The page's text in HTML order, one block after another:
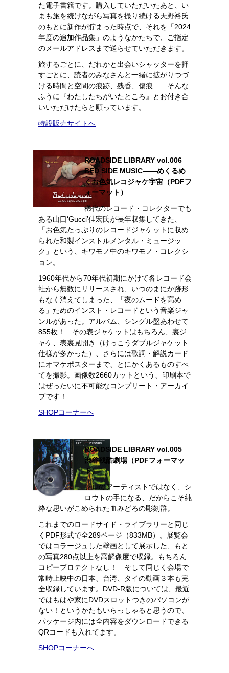
た電子書籍です。購入していただいたあと、い
まも旅を続けながら写真を撮り続ける天野裕氏
のもとに新作が貯まった時点で、それを「2024
年度の追加作品集」のようなかたちで、ご指定
のメールアドレスまで送らせていただきます。
旅するごとに、だれかと出会いシャッターを押
すごとに、読者のみなさんと一緒に拡がりつづ
ける時間と空間の痕跡、残香、傷痕……そんな
ふうに『わたしたちがいたところ』とお付き合
いいただけたらと願っています。
特設販売サイトへ
ROADSIDE LIBRARY vol.006
BED SIDE MUSIC――めくるめ
くお色気レコジャケ宇宙（PDFフ
ォーマット）
稀代のレコード・コレクターでも
ある山口‘Gucci’佳宏氏が長年収集してきた、
「お色気たっぷりのレコードジャケットに収め
られた和製インストルメンタル・ミュージッ
ク」という、キワモノ中のキワモノ・コレクシ
ョン。
1960年代から70年代初期にかけて各レコード会
社から無数にリリースされ、いつのまにか跡形
もなく消えてしまった、「夜のムードを高め
る」ためのインスト・レコードという音楽ジャ
ンルがあった。アルバム、シングル盤あわせて
855枚！ その表ジャケットはもちろん、裏ジ
ャケ、表裏見開き（けっこうダブルジャケット
仕様が多かった）、さらには歌詞・解説カード
にオマケポスターまで、とにかくあるものすべ
てを撮影。画像数2660カットという、印刷本で
はぜったいに不可能なコンプリート・アーカイ
ブです！
SHOPコーナーへ
ROADSIDE LIBRARY vol.005
渋谷残酷劇場（PDFフォーマッ
ト）
プロのアーティストではなく、シ
ロウトの手になる、だからこそ純
粋な思いがこめられた血みどろの彫刻群。
これまでのロードサイド・ライブラリーと同じ
くPDF形式で全289ページ（833MB）。展覧会
ではコラージュした壁画として展示した、もと
の写真280点以上を高解像度で収録。もちろん
コピープロテクトなし！ そして同じく会場で
常時上映中の日本、台湾、タイの動画３本も完
全収録しています。DVD-R版については、最近
ではもはや家にDVDスロットつきのパソコンが
ない！というかたもいらっしゃると思うので、
パッケージ内には全内容をダウンロードできる
QRコードも入れてます。
SHOPコーナーへ